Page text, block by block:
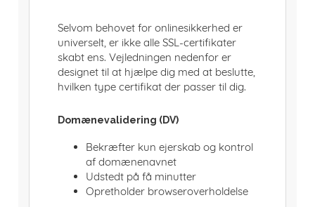
Selvom behovet for onlinesikkerhed er
universelt, er ikke alle SSL-certifikater
skabt ens. Vejledningen nedenfor er
designet til at hjælpe dig med at beslutte,
hvilken type certifikat der passer til dig.
Domænevalidering (DV)
Bekræfter kun ejerskab og kontrol
af domænenavnet
Udstedt på få minutter
Opretholder browseroverholdelse